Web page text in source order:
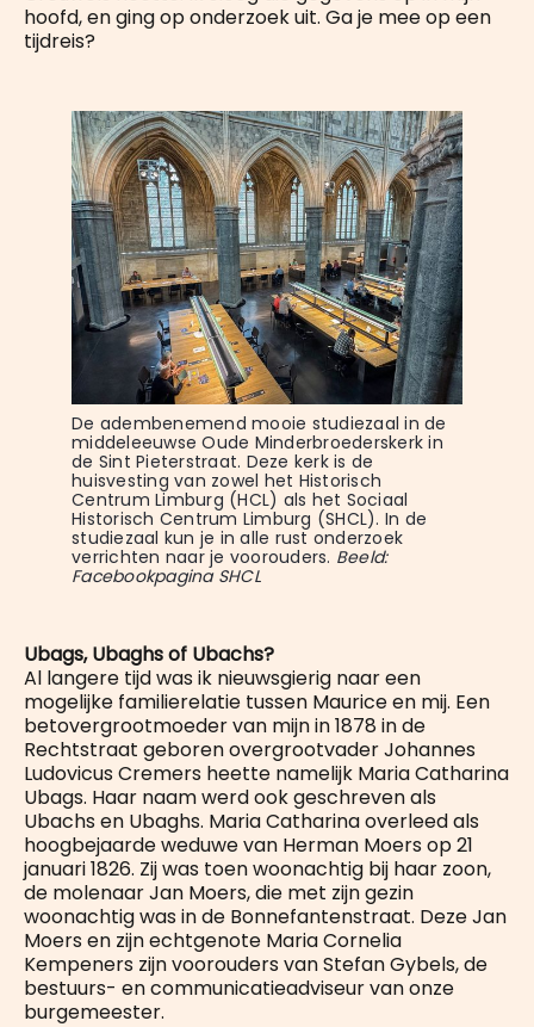
hoofd, en ging op onderzoek uit. Ga je mee op een
tijdreis?
De adembenemend mooie studiezaal in de
middeleeuwse Oude Minderbroederskerk in
de Sint Pieterstraat. Deze kerk is de
huisvesting van zowel het Historisch
Centrum Limburg (HCL) als het Sociaal
Historisch Centrum Limburg (SHCL). In de
studiezaal kun je in alle rust onderzoek
verrichten naar je voorouders. Beeld:
Facebookpagina SHCL
Ubags, Ubaghs of Ubachs?
Al langere tijd was ik nieuwsgierig naar een
mogelijke familierelatie tussen Maurice en mij. Een
betovergrootmoeder van mijn in 1878 in de
Rechtstraat geboren overgrootvader Johannes
Ludovicus Cremers heette namelijk Maria Catharina
Ubags. Haar naam werd ook geschreven als
Ubachs en Ubaghs. Maria Catharina overleed als
hoogbejaarde weduwe van Herman Moers op 21
januari 1826. Zij was toen woonachtig bij haar zoon,
de molenaar Jan Moers, die met zijn gezin
woonachtig was in de Bonnefantenstraat. Deze Jan
Moers en zijn echtgenote Maria Cornelia
Kempeners zijn voorouders van Stefan Gybels, de
bestuurs- en communicatieadviseur van onze
burgemeester.